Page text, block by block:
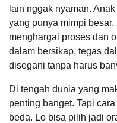
lain nggak nyaman.
yang punya mimpi
menghargai proses dan
dalam bersikap, tegas
disegani tanpa harus
Di tengah dunia yang
penting banget. Tapi
beda. Lo bisa pilih jadi